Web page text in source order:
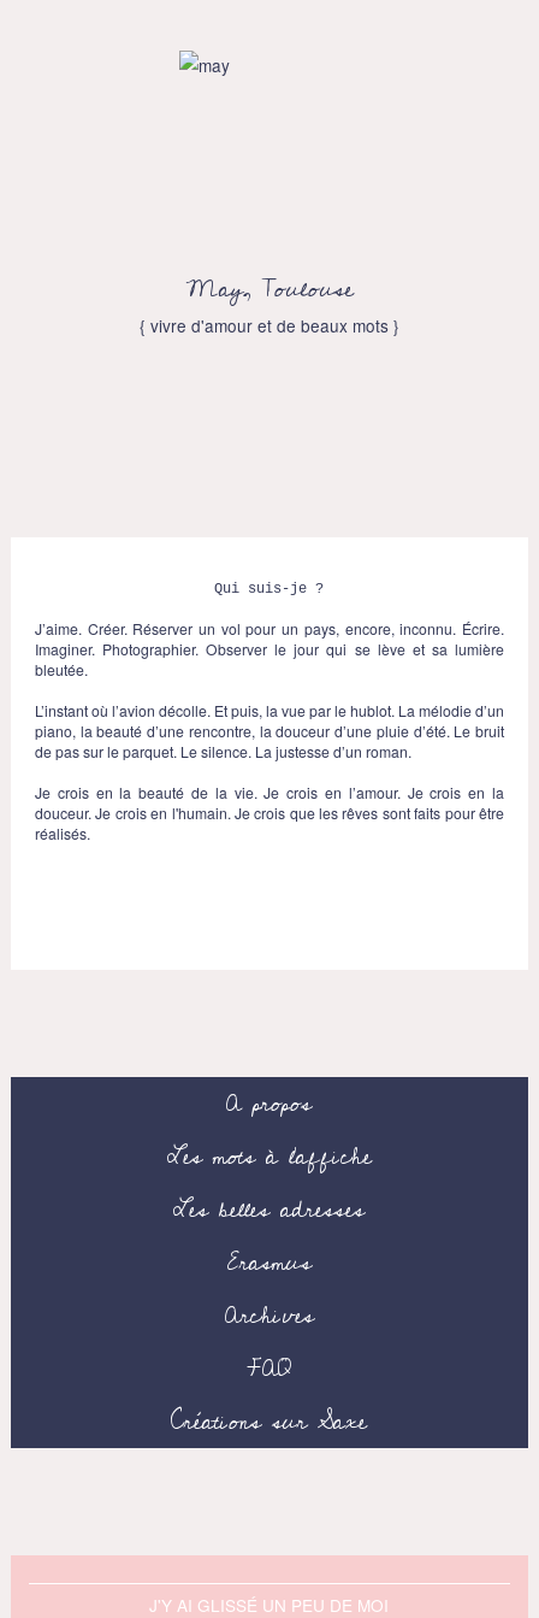
May, Toulouse
{ vivre d'amour et de beaux mots }
Qui suis-je ?
J’aime. Créer. Réserver un vol pour un pays, encore, inconnu. Écrire.
Imaginer. Photographier. Observer le jour qui se lève et sa lumière
bleutée.
L’instant où l’avion décolle. Et puis, la vue par le hublot. La mélodie d’un
piano, la beauté d’une rencontre, la douceur d’une pluie d’été. Le bruit
de pas sur le parquet. Le silence. La justesse d’un roman.
Je crois en la beauté de la vie. Je crois en l’amour. Je crois en la
douceur. Je crois en l'humain. Je crois que les rêves sont faits pour être
réalisés.
A propos
Les mots à l’affiche
Les belles adresses
Erasmus
Archives
FAQ
Créations sur Saxe
J'Y AI GLISSÉ UN PEU DE MOI